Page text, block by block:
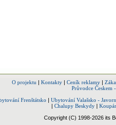
O projektu | Kontakty| Ceník reklamy|
Průvodce Českem
Frenštátsko | Ubytování Valašsko -
| Chalupy Beskydy |
Copyright (C) 1998-2026 its